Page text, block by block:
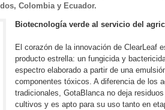
Colombia y Ecuador.
Biotecnología verde al servicio del
El corazón de la innovación de ClearLeaf
producto estrella: un fungicida y
espectro elaborado a partir de una
componentes tóxicos. A diferencia de los
tradicionales, GotaBlanca no deja
cultivos y es apto para su uso tanto en